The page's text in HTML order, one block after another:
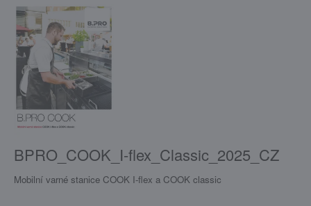
BPRO_COOK_I-flex_Classic_2025_CZ
Mobilní varné stanice COOK I-flex a COOK classic